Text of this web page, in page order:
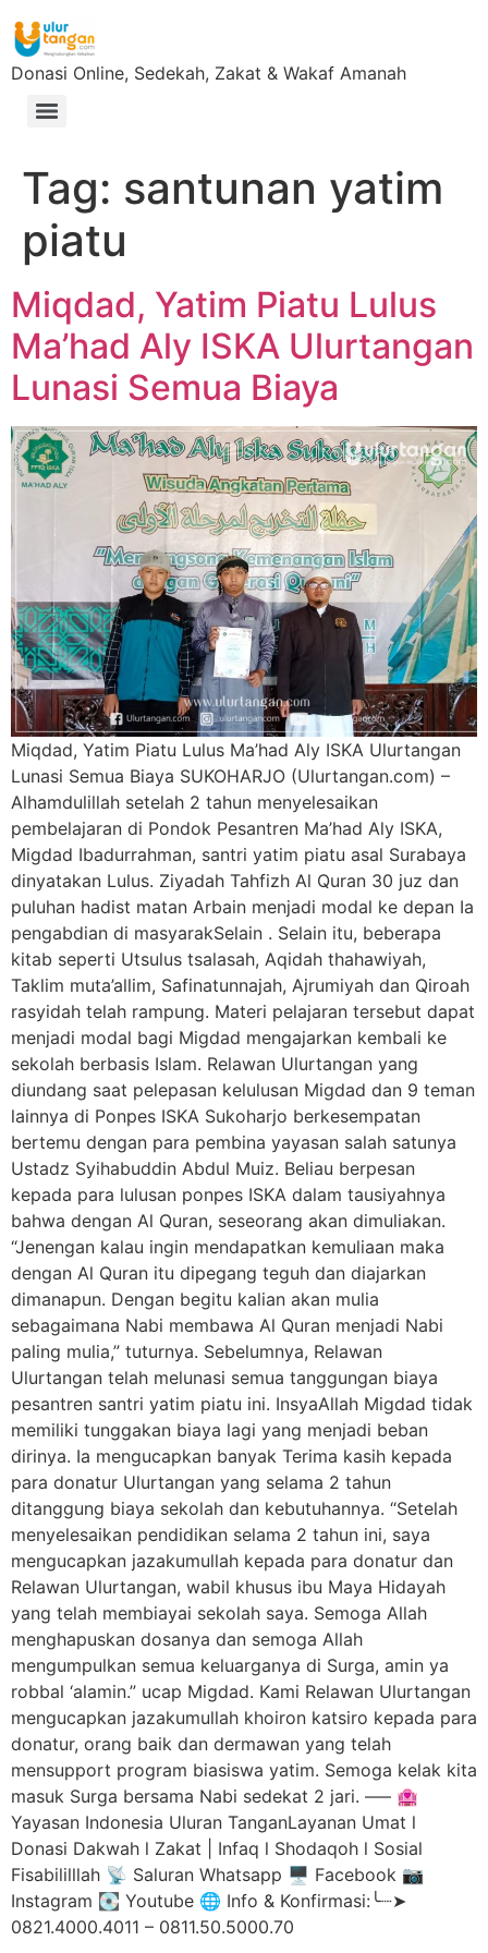
Donasi Online, Sedekah, Zakat & Wakaf Amanah
Tag: santunan yatim
piatu
Miqdad, Yatim Piatu Lulus
Ma’had Aly ISKA Ulurtangan
Lunasi Semua Biaya
Miqdad, Yatim Piatu Lulus Ma’had Aly ISKA Ulurtangan
Lunasi Semua Biaya SUKOHARJO (Ulurtangan.com) –
Alhamdulillah setelah 2 tahun menyelesaikan
pembelajaran di Pondok Pesantren Ma’had Aly ISKA,
Migdad Ibadurrahman, santri yatim piatu asal Surabaya
dinyatakan Lulus. Ziyadah Tahfizh Al Quran 30 juz dan
puluhan hadist matan Arbain menjadi modal ke depan Ia
pengabdian di masyarakSelain . Selain itu, beberapa
kitab seperti Utsulus tsalasah, Aqidah thahawiyah,
Taklim muta’allim, Safinatunnajah, Ajrumiyah dan Qiroah
rasyidah telah rampung. Materi pelajaran tersebut dapat
menjadi modal bagi Migdad mengajarkan kembali ke
sekolah berbasis Islam. Relawan Ulurtangan yang
diundang saat pelepasan kelulusan Migdad dan 9 teman
lainnya di Ponpes ISKA Sukoharjo berkesempatan
bertemu dengan para pembina yayasan salah satunya
Ustadz Syihabuddin Abdul Muiz. Beliau berpesan
kepada para lulusan ponpes ISKA dalam tausiyahnya
bahwa dengan Al Quran, seseorang akan dimuliakan.
“Jenengan kalau ingin mendapatkan kemuliaan maka
dengan Al Quran itu dipegang teguh dan diajarkan
dimanapun. Dengan begitu kalian akan mulia
sebagaimana Nabi membawa Al Quran menjadi Nabi
paling mulia,” tuturnya. Sebelumnya, Relawan
Ulurtangan telah melunasi semua tanggungan biaya
pesantren santri yatim piatu ini. InsyaAllah Migdad tidak
memiliki tunggakan biaya lagi yang menjadi beban
dirinya. Ia mengucapkan banyak Terima kasih kepada
para donatur Ulurtangan yang selama 2 tahun
ditanggung biaya sekolah dan kebutuhannya. “Setelah
menyelesaikan pendidikan selama 2 tahun ini, saya
mengucapkan jazakumullah kepada para donatur dan
Relawan Ulurtangan, wabil khusus ibu Maya Hidayah
yang telah membiayai sekolah saya. Semoga Allah
menghapuskan dosanya dan semoga Allah
mengumpulkan semua keluarganya di Surga, amin ya
robbal ‘alamin.” ucap Migdad. Kami Relawan Ulurtangan
mengucapkan jazakumullah khoiron katsiro kepada para
donatur, orang baik dan dermawan yang telah
mensupport program biasiswa yatim. Semoga kelak kita
masuk Surga bersama Nabi sedekat 2 jari. —– 🏩
Yayasan Indonesia Uluran TanganLayanan Umat l
Donasi Dakwah l Zakat | Infaq l Shodaqoh l Sosial
Fisabililllah 📡 Saluran Whatsapp 🖥️ Facebook 📷
Instagram 💽 Youtube 🌐 Info & Konfirmasi:╰┈➤
0821.4000.4011 – 0811.50.5000.70